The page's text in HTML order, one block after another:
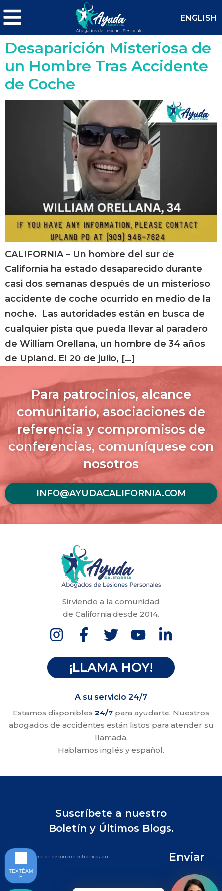
ENGLISH
Desaparición Misteriosa de
un Hombre Tras Accidente
de Coche
CALIFORNIA – Un hombre del sur de
California ha estado desaparecido durante
casi dos semanas después de un misterioso
accidente de coche ocurrido en medio de la
noche. Las autoridades están en busca de
cualquier pista que pueda llevar al paradero
de William Orellana, un hombre de 34 años
de Upland. El 20 de julio, […]
Para patrocinios, alcance
comunitario, asociaciones de
referencia y compromisos de
conferencias, comuníquese con
nosotros
INFO@AYUDACALIFORNIA.COM
Sirviendo a la comunidad
de California desde 2014.
¡LLAMA HOY!
A su servicio 24/7
Estamos disponibles 24/7 para ayudarte. Nuestros
abogados de accidentes están listos para atender su
llamada.
Hablamos inglés y español.
Suscríbete a nuestro
Boletín y Últimos Blogs.
Enviar
TEXTÉAM
E